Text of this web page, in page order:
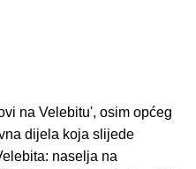
na Velebitu', osim općeg
dijela koja slijede
naselja na